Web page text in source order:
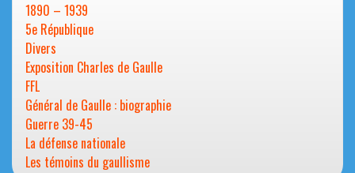
1890 – 1939
5e République
Divers
Exposition Charles de Gaulle
FFL
Général de Gaulle : biographie
Guerre 39-45
La défense nationale
Les témoins du gaullisme